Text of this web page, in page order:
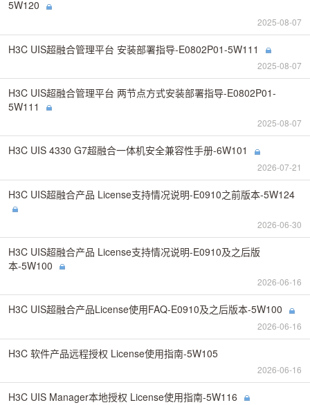
5W120
2025-08-07
H3C UIS超融合管理平台 安装部署指导-E0802P01-5W111
2025-08-07
H3C UIS超融合管理平台 两节点方式安装部署指导-E0802P01-
5W111
2025-08-07
H3C UIS 4330 G7超融合一体机安全兼容性手册-6W101
2026-07-21
H3C UIS超融合产品 License支持情况说明-E0910之前版本-5W124
2026-06-30
H3C UIS超融合产品 License支持情况说明-E0910及之后版
本-5W100
2026-06-16
H3C UIS超融合产品License使用FAQ-E0910及之后版本-5W100
2026-06-16
H3C 软件产品远程授权 License使用指南-5W105
2026-06-16
H3C UIS Manager本地授权 License使用指南-5W116